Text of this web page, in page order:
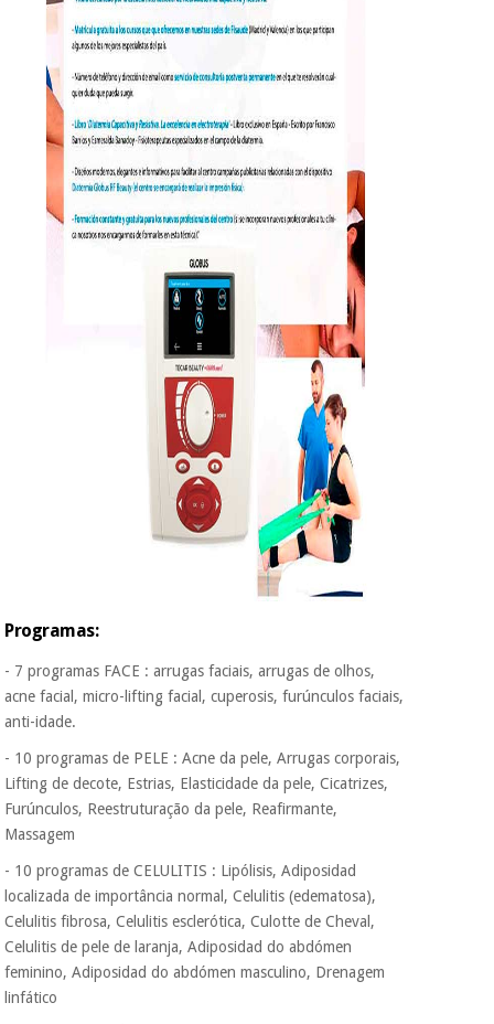
Programas:
- 7 programas FACE : arrugas faciais, arrugas de olhos,
acne facial, micro-lifting facial, cuperosis, furúnculos faciais,
anti-idade.
- 10 programas de PELE : Acne da pele, Arrugas corporais,
Lifting de decote, Estrias, Elasticidade da pele, Cicatrizes,
Furúnculos, Reestruturação da pele, Reafirmante,
Massagem
- 10 programas de CELULITIS : Lipólisis, Adiposidad
localizada de importância normal, Celulitis (edematosa),
Celulitis fibrosa, Celulitis esclerótica, Culotte de Cheval,
Celulitis de pele de laranja, Adiposidad do abdómen
feminino, Adiposidad do abdómen masculino, Drenagem
linfático